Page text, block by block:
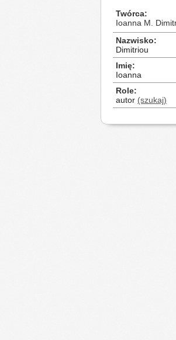
Twórca
Ioanna M.
Nazwisko
Dimitriou
Imię
Ioanna
Role
autor (szukaj)